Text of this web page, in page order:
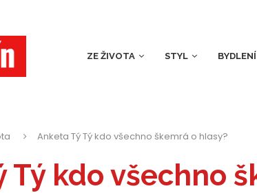
ZE ŽIVOTA STYL BYDLENÍ
Anketa Tý Tý kdo všechno škemrá o hlasy?
Tý kdo všechno